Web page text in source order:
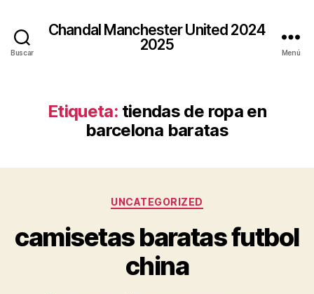
Buscar
Chandal Manchester United 2024
2025
Menú
Etiqueta: tiendas de ropa en
barcelona baratas
Categorías
UNCATEGORIZED
camisetas baratas futbol
china